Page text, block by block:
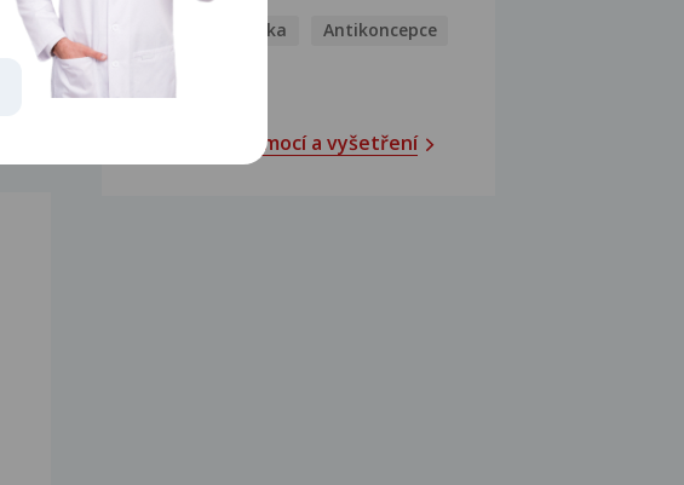
Antihistaminika Antikoncepce
Katalog nemocí a vyšetření